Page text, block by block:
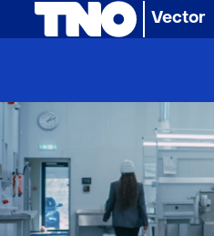
Vector
Zo
we
Smart